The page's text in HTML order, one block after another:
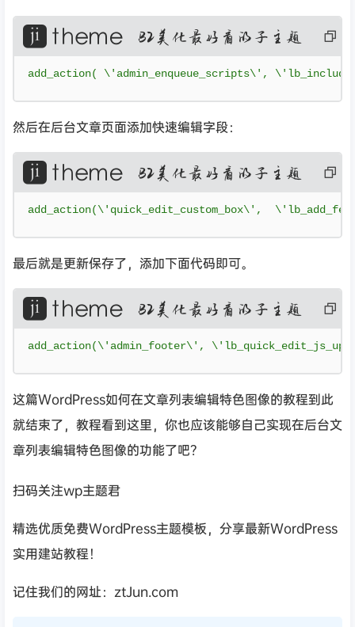
码
add_action( \'admin_enqueue_scripts\' ,
然后在后台文章页面添加快速编辑字段：
码
add_action(\'quick_edit_custom_box\' ,
最后就是更新保存了，添加下面代码即可。
码
add_action(\'admin_footer\' ,
这篇WordPress如何在文章列表编辑特色图像的教程到此
就结束了，教程看到这里，你也应该能够自己实现在后台文
章列表编辑特色图像的功能了吧？
扫码关注wp主题君
精选优质免费WordPress主题模板，分享最新WordPress
实用建站教程！
记住我们的网址：ztJun.com